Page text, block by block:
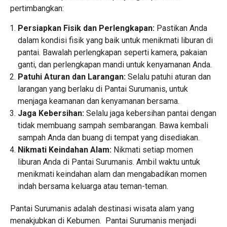
pertimbangkan:
Persiapkan Fisik dan Perlengkapan: Pastikan Anda
dalam kondisi fisik yang baik untuk menikmati liburan di
pantai. Bawalah perlengkapan seperti kamera, pakaian
ganti, dan perlengkapan mandi untuk kenyamanan Anda.
Patuhi Aturan dan Larangan: Selalu patuhi aturan dan
larangan yang berlaku di Pantai Surumanis, untuk
menjaga keamanan dan kenyamanan bersama.
Jaga Kebersihan: Selalu jaga kebersihan pantai dengan
tidak membuang sampah sembarangan. Bawa kembali
sampah Anda dan buang di tempat yang disediakan.
Nikmati Keindahan Alam: Nikmati setiap momen
liburan Anda di Pantai Surumanis. Ambil waktu untuk
menikmati keindahan alam dan mengabadikan momen
indah bersama keluarga atau teman-teman.
Pantai Surumanis adalah destinasi wisata alam yang
menakjubkan di Kebumen. Pantai Surumanis menjadi